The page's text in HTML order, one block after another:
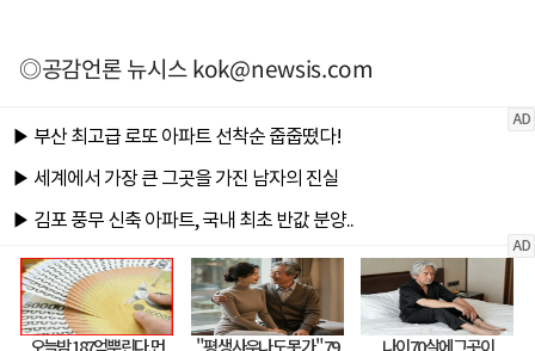
◎공감언론 뉴시스kok@newsis.com